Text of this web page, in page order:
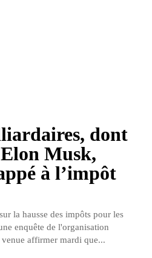
dont
Musk,
à l’impôt
la hausse des impôts pour les
enquête de l'organisation
affirmer mardi que...